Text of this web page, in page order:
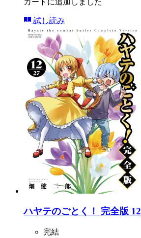
カートに追加しました
試し読み
ハヤテのごとく！ 完全版 12
完結